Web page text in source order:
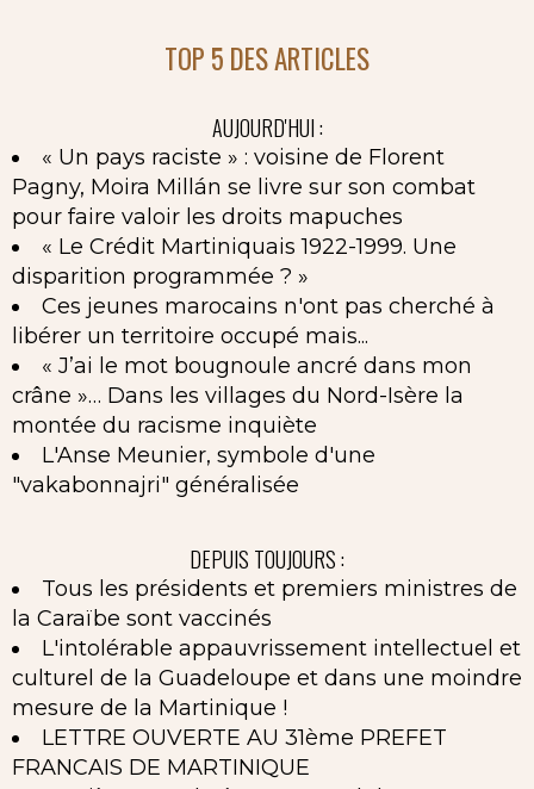
TOP 5 DES ARTICLES
AUJOURD'HUI :
« Un pays raciste » : voisine de Florent
Pagny, Moira Millán se livre sur son combat
pour faire valoir les droits mapuches
« Le Crédit Martiniquais 1922-1999. Une
disparition programmée ? »
Ces jeunes marocains n'ont pas cherché à
libérer un territoire occupé mais...
« J’ai le mot bougnoule ancré dans mon
crâne »… Dans les villages du Nord-Isère la
montée du racisme inquiète
L'Anse Meunier, symbole d'une
"vakabonnajri" généralisée
DEPUIS TOUJOURS :
Tous les présidents et premiers ministres de
la Caraïbe sont vaccinés
L'intolérable appauvrissement intellectuel et
culturel de la Guadeloupe et dans une moindre
mesure de la Martinique !
LETTRE OUVERTE AU 31ème PREFET
FRANCAIS DE MARTINIQUE